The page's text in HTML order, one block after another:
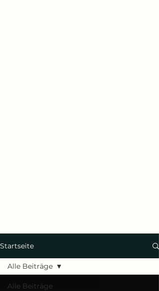
Startseite
Alle Beiträge
Alle Beiträge